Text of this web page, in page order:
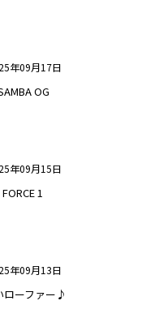
年09月17日
OG
年09月15日
1
年09月13日
ローファー♪